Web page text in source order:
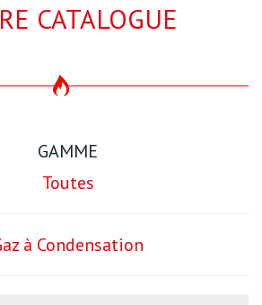
CATALOGUE
GAMME
Toutes
à Condensation